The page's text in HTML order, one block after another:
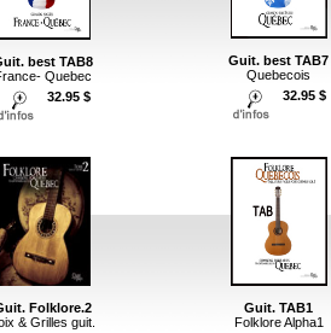
best TAB8
Quebec
32.95 $
Guit. best TAB7
Quebecois
32.95 $
Folklore.2
& Grilles guit.
Guit. TAB1
Folklore Alpha1